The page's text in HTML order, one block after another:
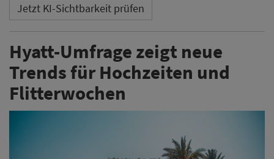
Jetzt KI-Sichtbarkeit prüfen
Hyatt-Umfrage zeigt neue
Trends für Hochzeiten und
Flitterwochen